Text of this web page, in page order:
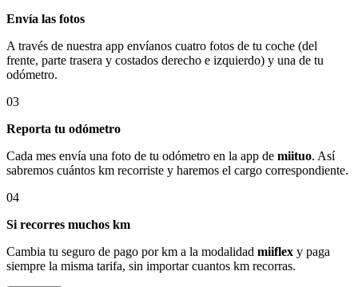
Envía las fotos
A través de nuestra app envíanos cuatro fotos de tu coche (del
frente, parte trasera y costados derecho e izquierdo) y una de tu
odómetro.
03
Reporta tu odómetro
Cada mes envía una foto de tu odómetro en la app de miituo. Así
sabremos cuántos km recorriste y haremos el cargo correspondiente.
04
Si recorres muchos km
Cambia tu seguro de pago por km a la modalidad miiflex y paga
siempre la misma tarifa, sin importar cuantos km recorras.